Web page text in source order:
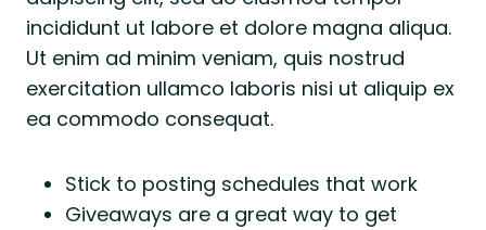
incididunt ut labore et dolore magna aliqua.
Ut enim ad minim veniam, quis nostrud
exercitation ullamco laboris nisi ut aliquip ex
ea commodo consequat.
Stick to posting schedules that work
Giveaways are a great way to get